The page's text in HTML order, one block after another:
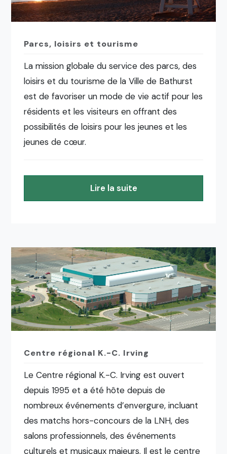
Parcs, loisirs et tourisme
La mission globale du service des parcs, des
loisirs et du tourisme de la Ville de Bathurst
est de favoriser un mode de vie actif pour les
résidents et les visiteurs en offrant des
possibilités de loisirs pour les jeunes et les
jeunes de cœur.
Lire la suite
Centre régional K.-C. Irving
Le Centre régional K.-C. Irving est ouvert
depuis 1995 et a été hôte depuis de
nombreux événements d’envergure, incluant
des matchs hors-concours de la LNH, des
salons professionnels, des événements
culturels et musicaux majeurs. Il est le centre